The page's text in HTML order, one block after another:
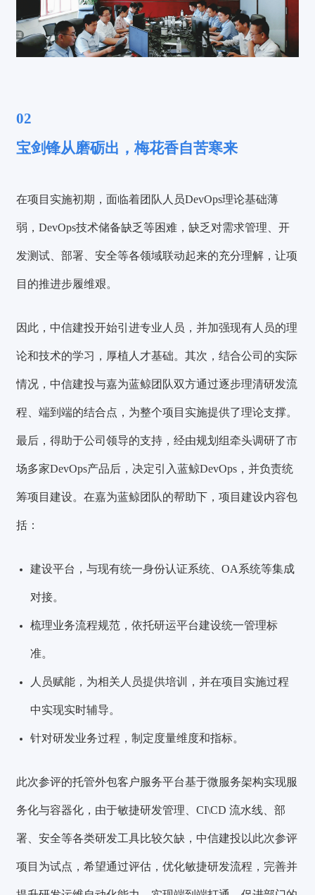
02
宝剑锋从磨砺出，梅花香自苦寒来
在项目实施初期，面临着团队人员DevOps理论基础薄
弱，DevOps技术储备缺乏等困难，缺乏对需求管理、开
发测试、部署、安全等各领域联动起来的充分理解，让项
目的推进步履维艰。
因此，中信建投开始引进专业人员，并加强现有人员的理
论和技术的学习，厚植人才基础。其次，结合公司的实际
情况，中信建投与嘉为蓝鲸团队双方通过逐步理清研发流
程、端到端的结合点，为整个项目实施提供了理论支撑。
最后，得助于公司领导的支持，经由规划组牵头调研了市
场多家DevOps产品后，决定引入蓝鲸DevOps，并负责统
筹项目建设。在嘉为蓝鲸团队的帮助下，项目建设内容包
括：
建设平台，与现有统一身份认证系统、OA系统等集成
对接。
梳理业务流程规范，依托研运平台建设统一管理标
准。
人员赋能，为相关人员提供培训，并在项目实施过程
中实现实时辅导。
针对研发业务过程，制定度量维度和指标。
此次参评的托管外包客户服务平台基于微服务架构实现服
务化与容器化，由于敏捷研发管理、CI\CD 流水线、部
署、安全等各类研发工具比较欠缺，中信建投以此次参评
项目为试点，希望通过评估，优化敏捷研发流程，完善并